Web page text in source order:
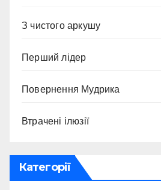
З чистого аркушу
Перший лідер
Повернення Мудрика
Втрачені ілюзії
Категорії